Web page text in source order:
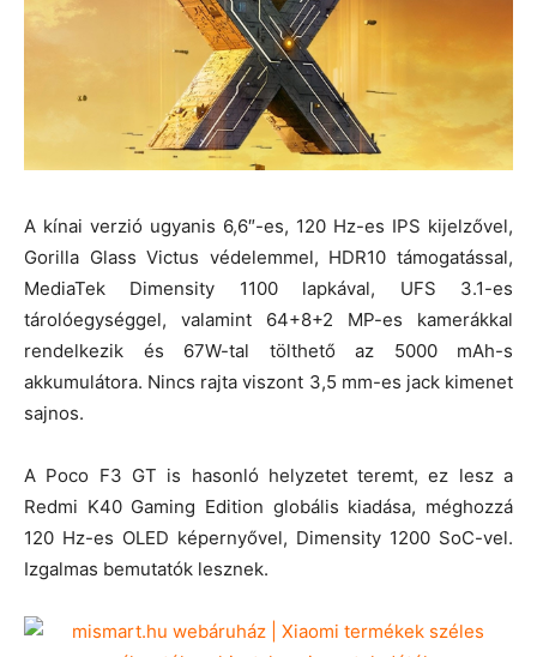
A kínai verzió ugyanis 6,6″-es, 120 Hz-es IPS kijelzővel,
Gorilla Glass Victus védelemmel, HDR10 támogatással,
MediaTek Dimensity 1100 lapkával, UFS 3.1-es
tárolóegységgel, valamint 64+8+2 MP-es kamerákkal
rendelkezik és 67W-tal tölthető az 5000 mAh-s
akkumulátora. Nincs rajta viszont 3,5 mm-es jack kimenet
sajnos.
A Poco F3 GT is hasonló helyzetet teremt, ez lesz a
Redmi K40 Gaming Edition globális kiadása, méghozzá
120 Hz-es OLED képernyővel, Dimensity 1200 SoC-vel.
Izgalmas bemutatók lesznek.